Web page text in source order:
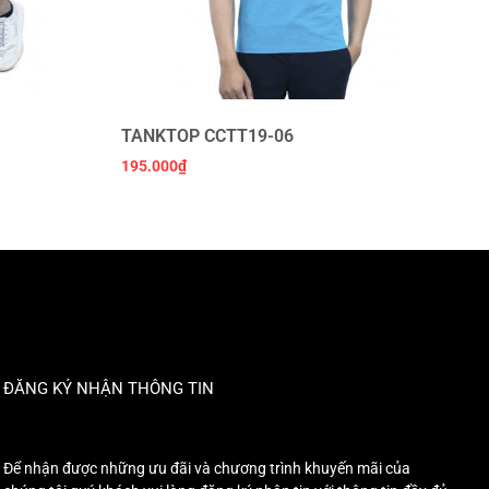
TANKTOP CCTT19-06
195.000₫
ĐĂNG KÝ NHẬN THÔNG TIN
Để nhận được những ưu đãi và chương trình khuyến mãi của